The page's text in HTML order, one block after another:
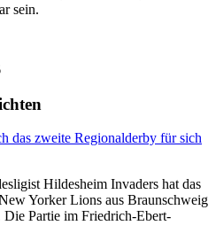
sein.
das zweite Regionalderby für sich
Hildesheim Invaders hat das
Yorker Lions aus Braunschweig
Die Partie im Friedrich-Ebert-